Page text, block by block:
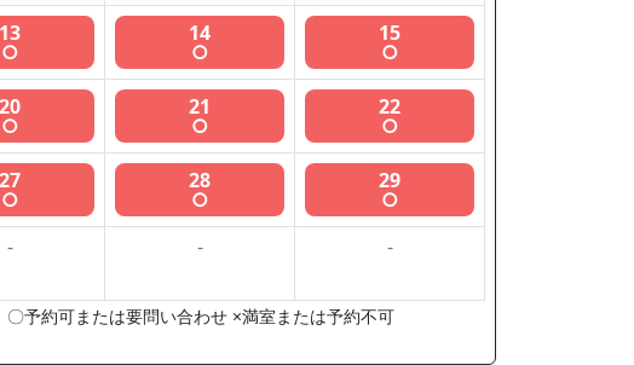
13
○
14
○
15
○
20
○
21
○
22
○
27
○
28
○
29
○
- - -
予約可または要問い合わせ ×満室または予約不可